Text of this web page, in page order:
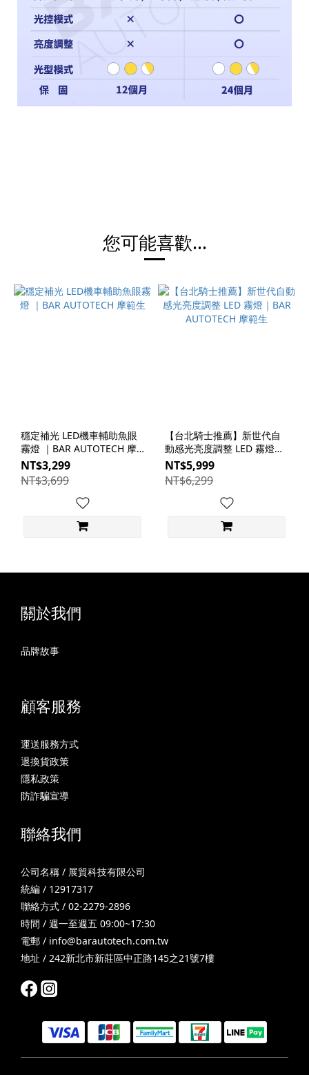
您可能喜歡...
穩定補光 LED機車輔助魚眼
霧燈 ｜BAR AUTOTECH 摩
範生
NT$3,299
NT$3,699
【台北騎士推薦】新世代自
動感光亮度調整 LED 霧燈｜
BAR AUTOTECH 摩範生
NT$5,999
NT$6,299
關於我們
品牌故事
顧客服務
運送服務方式
退換貨政策
隱私政策
防詐騙宣導
聯絡我們
公司名稱 / 展貿科技有限公司
統編 / 12917317
聯絡方式 / 02-2279-2896
時間 / 週一至週五 09:00~17:30
電郵 / info@barautotech.com.tw
地址 / 242新北市新莊區中正路145之21號7樓